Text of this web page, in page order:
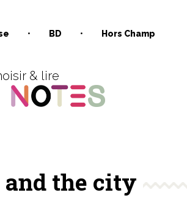
BD Hors Champ
& lire
the city